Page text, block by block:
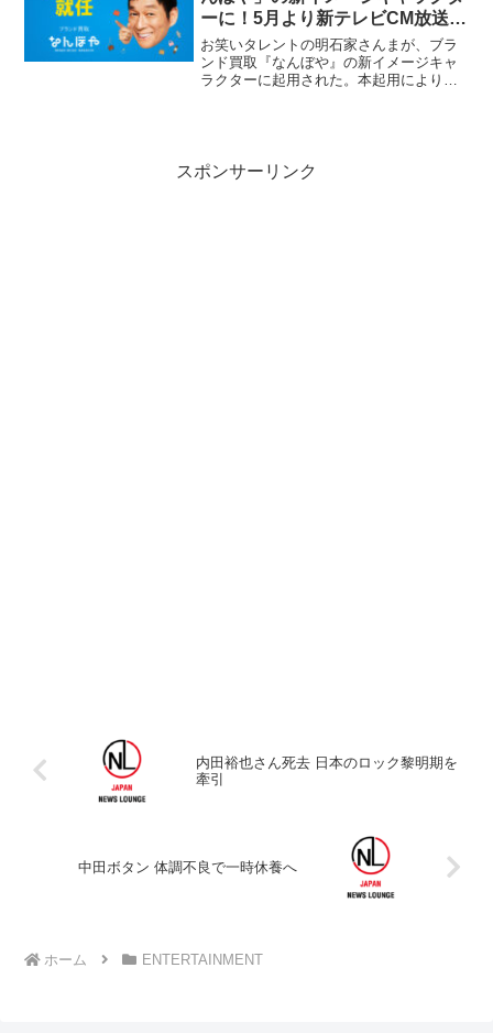
ーに！5月より新テレビCM放送開
始
お笑いタレントの明石家さんまが、ブラ
ンド買取『なんぼや』の新イメージキャ
ラクターに起用された。本起用により、
スポンサーリンク
内田裕也さん死去 日本のロック黎明期を
牽引
中田ボタン 体調不良で一時休養へ
ホーム ENTERTAINMENT